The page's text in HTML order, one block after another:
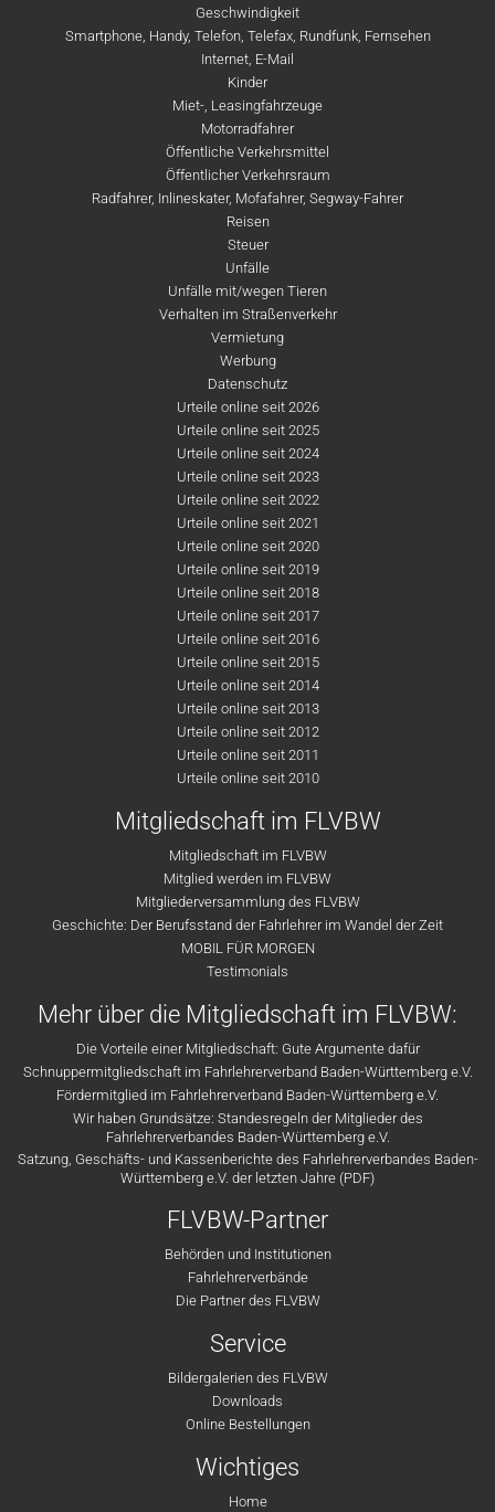
Geschwindigkeit
Smartphone, Handy, Telefon, Telefax, Rundfunk, Fernsehen
Internet, E-Mail
Kinder
Miet-, Leasingfahrzeuge
Motorradfahrer
Öffentliche Verkehrsmittel
Öffentlicher Verkehrsraum
Radfahrer, Inlineskater, Mofafahrer, Segway-Fahrer
Reisen
Steuer
Unfälle
Unfälle mit/wegen Tieren
Verhalten im Straßenverkehr
Vermietung
Werbung
Datenschutz
Urteile online seit 2026
Urteile online seit 2025
Urteile online seit 2024
Urteile online seit 2023
Urteile online seit 2022
Urteile online seit 2021
Urteile online seit 2020
Urteile online seit 2019
Urteile online seit 2018
Urteile online seit 2017
Urteile online seit 2016
Urteile online seit 2015
Urteile online seit 2014
Urteile online seit 2013
Urteile online seit 2012
Urteile online seit 2011
Urteile online seit 2010
Mitgliedschaft im FLVBW
Mitgliedschaft im FLVBW
Mitglied werden im FLVBW
Mitgliederversammlung des FLVBW
Geschichte: Der Berufsstand der Fahrlehrer im Wandel der Zeit
MOBIL FÜR MORGEN
Testimonials
Mehr über die Mitgliedschaft im FLVBW:
Die Vorteile einer Mitgliedschaft: Gute Argumente dafür
Schnuppermitgliedschaft im Fahrlehrerverband Baden-Württemberg e.V.
Fördermitglied im Fahrlehrerverband Baden-Württemberg e.V.
Wir haben Grundsätze: Standesregeln der Mitglieder des
Fahrlehrerverbandes Baden-Württemberg e.V.
Satzung, Geschäfts- und Kassenberichte des Fahrlehrerverbandes Baden-
Württemberg e.V. der letzten Jahre (PDF)
FLVBW-Partner
Behörden und Institutionen
Fahrlehrerverbände
Die Partner des FLVBW
Service
Bildergalerien des FLVBW
Downloads
Online Bestellungen
Wichtiges
Home